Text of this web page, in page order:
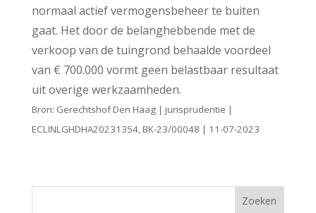
normaal actief vermogensbeheer te buiten
gaat. Het door de belanghebbende met de
verkoop van de tuingrond behaalde voordeel
van € 700.000 vormt geen belastbaar resultaat
uit overige werkzaamheden.
Bron: Gerechtshof Den Haag | jurisprudentie |
ECLINLGHDHA20231354, BK-23/00048 | 11-07-2023